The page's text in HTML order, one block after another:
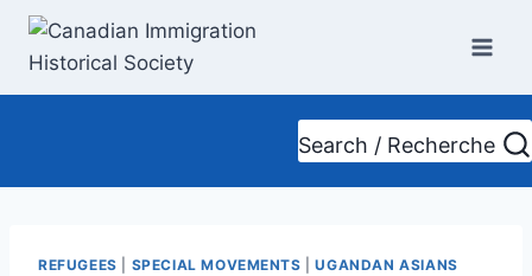
Skip
content
Search / Recherche
REFUGEES SPECIAL MOVEMENTS |UGANDAN ASIANS